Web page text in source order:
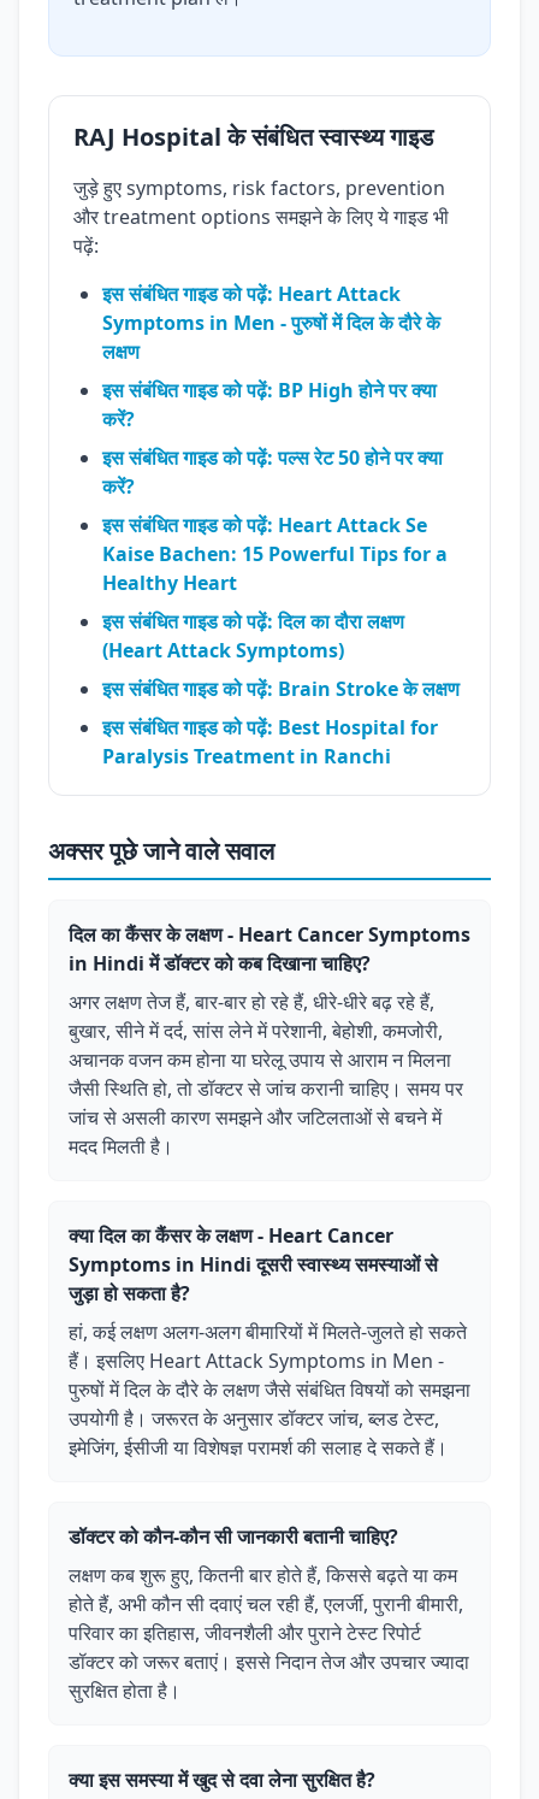
RAJ Hospital के संबंधित स्वास्थ्य गाइड
जुड़े हुए symptoms, risk factors, prevention
और treatment options समझने के लिए ये गाइड भी
पढ़ें:
इस संबंधित गाइड को पढ़ें: Heart Attack
Symptoms in Men - पुरुषों में दिल के दौरे के
लक्षण
इस संबंधित गाइड को पढ़ें: BP High होने पर क्या
करें?
इस संबंधित गाइड को पढ़ें: पल्स रेट 50 होने पर क्या
करें?
इस संबंधित गाइड को पढ़ें: Heart Attack Se
Kaise Bachen: 15 Powerful Tips for a
Healthy Heart
इस संबंधित गाइड को पढ़ें: दिल का दौरा लक्षण
(Heart Attack Symptoms)
इस संबंधित गाइड को पढ़ें: Brain Stroke के लक्षण
इस संबंधित गाइड को पढ़ें: Best Hospital for
Paralysis Treatment in Ranchi
अक्सर पूछे जाने वाले सवाल
दिल का कैंसर के लक्षण - Heart Cancer Symptoms
in Hindi में डॉक्टर को कब दिखाना चाहिए?
अगर लक्षण तेज हैं, बार-बार हो रहे हैं, धीरे-धीरे बढ़ रहे हैं,
बुखार, सीने में दर्द, सांस लेने में परेशानी, बेहोशी, कमजोरी,
अचानक वजन कम होना या घरेलू उपाय से आराम न मिलना
जैसी स्थिति हो, तो डॉक्टर से जांच करानी चाहिए। समय पर
जांच से असली कारण समझने और जटिलताओं से बचने में
मदद मिलती है।
क्या दिल का कैंसर के लक्षण - Heart Cancer
Symptoms in Hindi दूसरी स्वास्थ्य समस्याओं से
जुड़ा हो सकता है?
हां, कई लक्षण अलग-अलग बीमारियों में मिलते-जुलते हो सकते
हैं। इसलिए Heart Attack Symptoms in Men -
पुरुषों में दिल के दौरे के लक्षण जैसे संबंधित विषयों को समझना
उपयोगी है। जरूरत के अनुसार डॉक्टर जांच, ब्लड टेस्ट,
इमेजिंग, ईसीजी या विशेषज्ञ परामर्श की सलाह दे सकते हैं।
डॉक्टर को कौन-कौन सी जानकारी बतानी चाहिए?
लक्षण कब शुरू हुए, कितनी बार होते हैं, किससे बढ़ते या कम
होते हैं, अभी कौन सी दवाएं चल रही हैं, एलर्जी, पुरानी बीमारी,
परिवार का इतिहास, जीवनशैली और पुराने टेस्ट रिपोर्ट
डॉक्टर को जरूर बताएं। इससे निदान तेज और उपचार ज्यादा
सुरक्षित होता है।
क्या इस समस्या में खुद से दवा लेना सुरक्षित है?